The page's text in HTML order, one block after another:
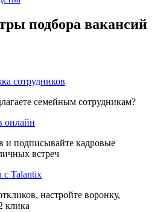
подбора вакансий
сотрудников
семейным сотрудникам?
онлайн
и подписывайте кадровые
встреч
с Talantix
настройте воронку,
клика